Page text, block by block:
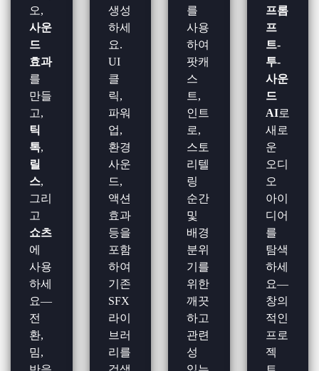
오,
사운
드
효과
를
만들
고,
틱
톡,
릴
스,
그리
고
쇼츠
에
사용
하세
요—
전
환,
밈,
생성
하세
요.
UI
클
릭,
파워
업,
환경
사운
드,
액션
효과
등을
포함
하여
기존
SFX
라이
브러
리를
를
사용
하여
팟캐
스
트,
인트
로,
스토
리텔
링
순간
및
배경
분위
기를
위한
깨끗
하고
관련
성
프롬
프
트-
투-
사운
드
AI로
새로
운
오디
오
아이
디어
를
탐색
하세
요—
창의
적인
프로
젝